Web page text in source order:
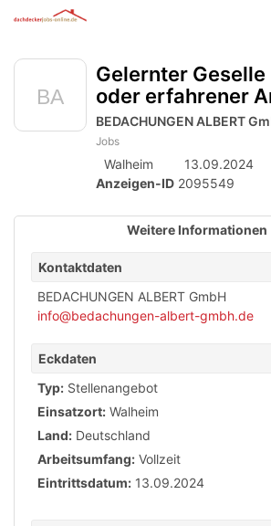
Accessibility
Navigation
Inhalt
Gelernter
oder erfahrener
BEDACHUNGEN ALBERT
Jobs
Walheim 13.09.2024
Anzeigen-ID 2095549
Weitere Informationen
Kontaktdaten
BEDACHUNGEN ALBERT GmbH
info@bedachungen-albert-gmbh.de
Eckdaten
Typ: Stellenangebot
Einsatzort: Walheim
Land: Deutschland
Arbeitsumfang: Vollzeit
Eintrittsdatum: 13.09.2024